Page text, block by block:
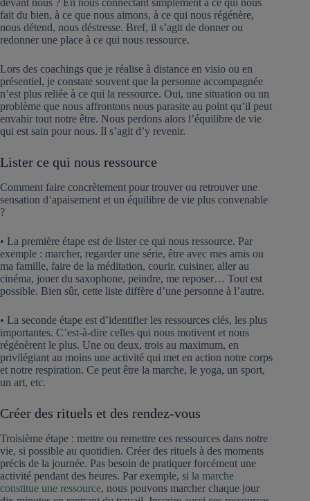
devant nous ? En nous connectant simplement à ce qui nous
fait du bien, à ce que nous aimons, à ce qui nous régénère,
nous détend, nous déstresse. Bref, il s’agit de donner ou
redonner une place à ce qui nous ressource.
Lors des coachings que je réalise à distance en visio ou en
présentiel, je constate souvent que la personne accompagnée
n’est plus reliée à ce qui la ressource. Oui, une situation ou un
problème que nous affrontons nous parasite au point qu’il peut
envahir tout notre être. Nous perdons alors l’équilibre de vie
qui est sain pour nous. Il s’agit d’y revenir.
Lister ce qui nous ressource
Comment faire concrètement pour trouver ou retrouver une
sensation d’apaisement et un équilibre de vie plus convenable
?
• La première étape est de lister ce qui nous ressource. Par
exemple : marcher, regarder une série, être avec mes amis ou
ma famille, faire de la méditation, courir, cuisiner, aller au
cinéma, jouer du saxophone, peindre, me reposer… Tout est
possible. Bien sûr, cette liste diffère d’une personne à l’autre.
• La seconde étape est d’identifier les ressources clés, les plus
importantes. C’est-à-dire celles qui nous motivent et nous
régénèrent le plus. Une ou deux, trois au maximum, en
privilégiant au moins une activité qui met en action notre corps
et notre respiration. Ce peut être la marche, le yoga, un sport,
un art, etc.
Créer des rituels et des rendez-vous
Troisième étape : mettre ou remettre ces ressources dans notre
vie, si possible au quotidien. Créer des rituels à des moments
précis de la journée. Pas besoin de pratiquer forcément une
activité pendant des heures. Par exemple, si la marche
constitue une ressource, nous pouvons marcher chaque jour